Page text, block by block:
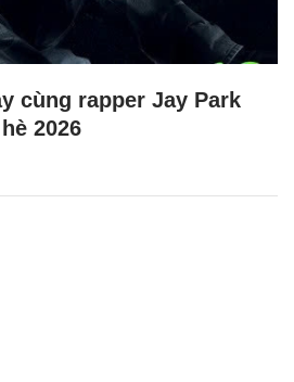
cùng rapper Jay Park
2026